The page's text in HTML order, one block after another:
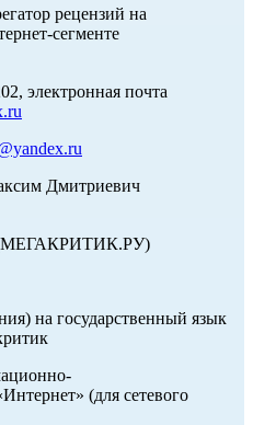
рецензий на
сегменте
электронная почта
Дмитриевич
на государственный язык
(для сетевого